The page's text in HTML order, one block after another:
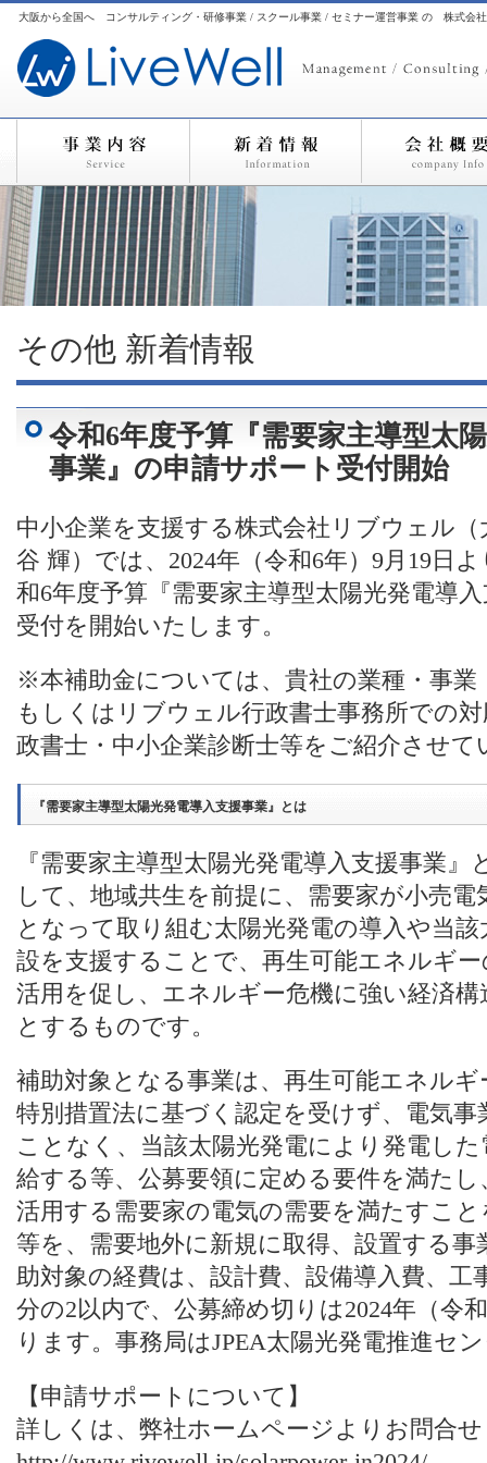
大阪から全国へ コンサルティング・研修事業 / スクール事業 / セミナー運営事業 の 株式会
その他 新着情報
令和6年度予算『需要家主導型太
事業』の申請サポート受付開始
中小企業を支援する株式会社リブウェル
谷 輝）では、2024年（令和6年）9月19日
和6年度予算『需要家主導型太陽光発電導
受付を開始いたします。
※本補助金については、貴社の業種・事業
もしくはリブウェル行政書士事務所での
政書士・中小企業診断士等をご紹介させ
『需要家主導型太陽光発電導入支援事業』とは
『需要家主導型太陽光発電導入支援事業
して、地域共生を前提に、需要家が小売
となって取り組む太陽光発電の導入や当
設を支援することで、再生可能エネルギ
活用を促し、エネルギー危機に強い経済
とするものです。
補助対象となる事業は、再生可能エネル
特別措置法に基づく認定を受けず、電気
ことなく、当該太陽光発電により発電し
給する等、公募要領に定める要件を満た
活用する需要家の電気の需要を満たすこ
等を、需要地外に新規に取得、設置する
助対象の経費は、設計費、設備導入費、工
分の2以内で、公募締め切りは2024年（令
ります。事務局はJPEA太陽光発電推進セ
【申請サポートについて】
詳しくは、 弊社ホームページよりお問合